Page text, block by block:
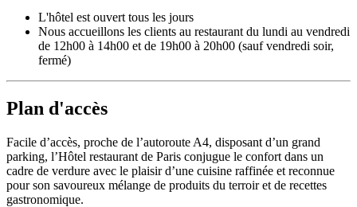
L'hôtel est ouvert tous les jours
Nous accueillons les clients au restaurant du lundi au vendredi
de 12h00 à 14h00 et de 19h00 à 20h00 (sauf vendredi soir,
fermé)
Plan d'accès
Facile d’accès, proche de l’autoroute A4, disposant d’un grand
parking, l’Hôtel restaurant de Paris conjugue le confort dans un
cadre de verdure avec le plaisir d’une cuisine raffinée et reconnue
pour son savoureux mélange de produits du terroir et de recettes
gastronomique.